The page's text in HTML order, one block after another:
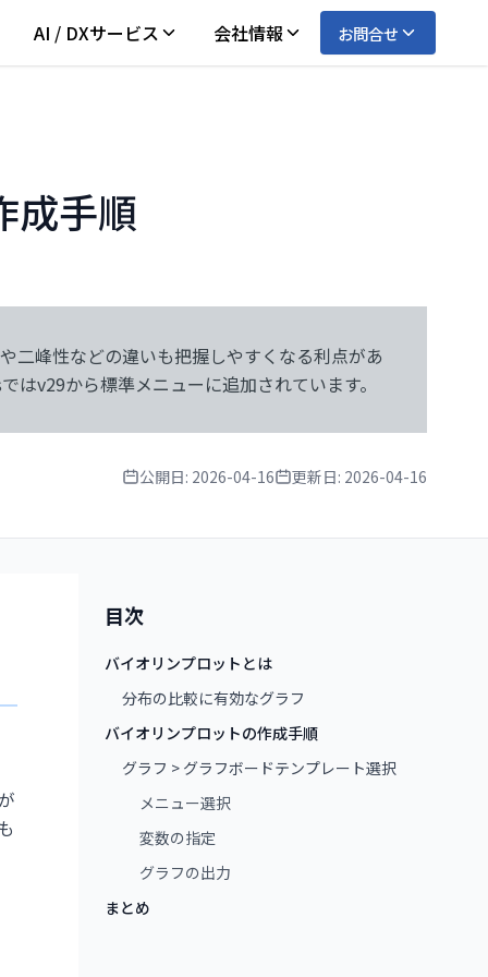
AI / DXサービス 会社情報 お問合せ
成手順
はv29から標準メニューに追加されています。
公開日: 2026-04-16 更新日: 2026-04-16
目次
バイオリンプロットとは
分布の比較に有効なグラフ
バイオリンプロットの作成手順
グラフ > グラフボードテンプレート選択
メニュー選択
変数の指定
グラフの出力
まとめ